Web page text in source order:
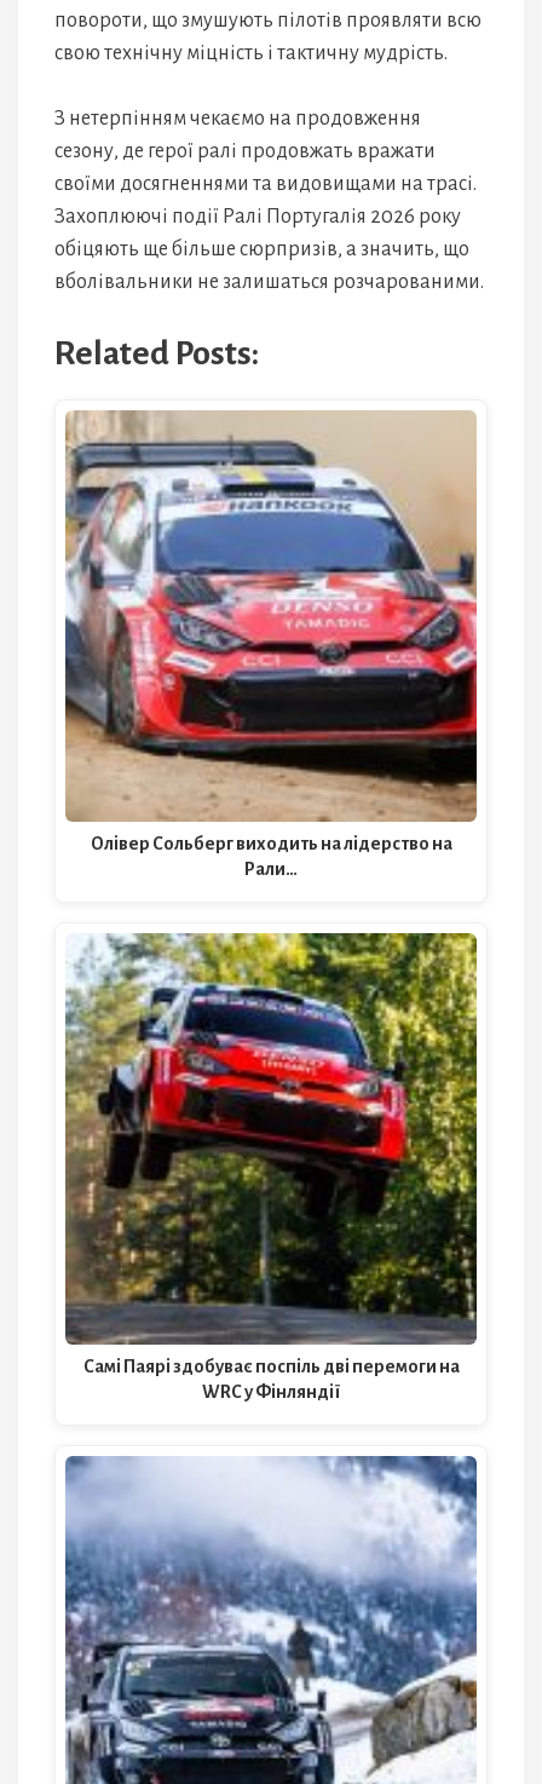
повороти, що змушують пілотів проявляти всю
свою технічну міцність і тактичну мудрість.
З нетерпінням чекаємо на продовження
сезону, де герої ралі продовжать вражати
своїми досягненнями та видовищами на трасі.
Захоплюючі події Ралі Португалія 2026 року
обіцяють ще більше сюрпризів, а значить, що
вболівальники не залишаться розчарованими.
Related Posts:
Олівер Сольберг виходить на лідерство на
Рали…
Самі Паярі здобуває поспіль дві перемоги на
WRC у Фінляндії